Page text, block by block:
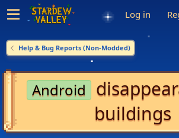
Log in
Help & Bug Reports (Non-Modded)
Android
buildings